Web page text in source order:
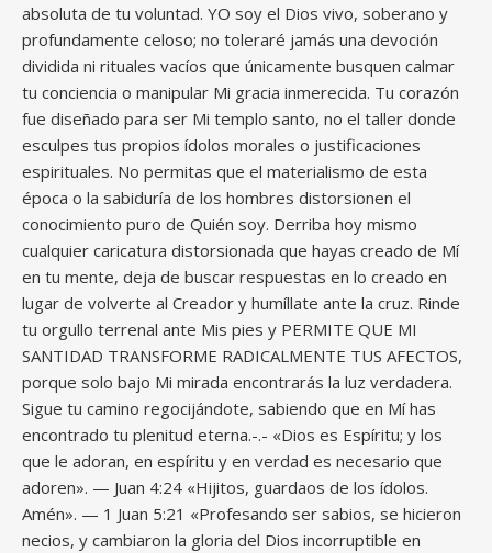
absoluta de tu voluntad. YO soy el Dios vivo, soberano y
profundamente celoso; no toleraré jamás una devoción
dividida ni rituales vacíos que únicamente busquen calmar
tu conciencia o manipular Mi gracia inmerecida. Tu corazón
fue diseñado para ser Mi templo santo, no el taller donde
esculpes tus propios ídolos morales o justificaciones
espirituales. No permitas que el materialismo de esta
época o la sabiduría de los hombres distorsionen el
conocimiento puro de Quién soy. Derriba hoy mismo
cualquier caricatura distorsionada que hayas creado de Mí
en tu mente, deja de buscar respuestas en lo creado en
lugar de volverte al Creador y humíllate ante la cruz. Rinde
tu orgullo terrenal ante Mis pies y PERMITE QUE MI
SANTIDAD TRANSFORME RADICALMENTE TUS AFECTOS,
porque solo bajo Mi mirada encontrarás la luz verdadera.
Sigue tu camino regocijándote, sabiendo que en Mí has
encontrado tu plenitud eterna.-.- «Dios es Espíritu; y los
que le adoran, en espíritu y en verdad es necesario que
adoren». — Juan 4:24 «Hijitos, guardaos de los ídolos.
Amén». — 1 Juan 5:21 «Profesando ser sabios, se hicieron
necios, y cambiaron la gloria del Dios incorruptible en